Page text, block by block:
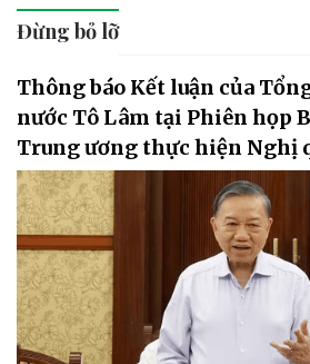
Đừng bỏ lỡ
Thông báo Kết luận của
nước Tô Lâm tại Phiên họp
Trung ương thực hiện Nghị